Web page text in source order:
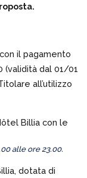
il pagamento
(validità dal 01/01
all’utilizzo
Billia con le
alle ore 23.00.
dotata di